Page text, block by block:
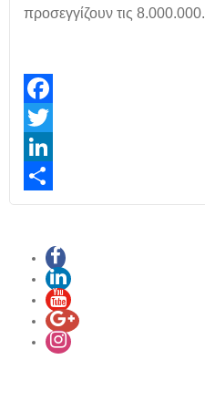
προσεγγίζουν τις 8.000.000.
Facebook
Twitter
LinkedIn
Share